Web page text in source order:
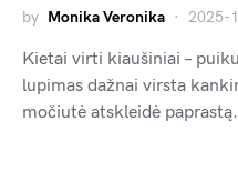
by Monika Veronika 2025-
Kietai virti kiaušiniai –
lupimas dažnai virsta
močiutė atskleidė